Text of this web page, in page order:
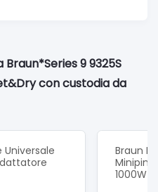
come
delicato sulla pelle,
modellare con
9 9325S
con custodia da
Universale
Braun
1000W